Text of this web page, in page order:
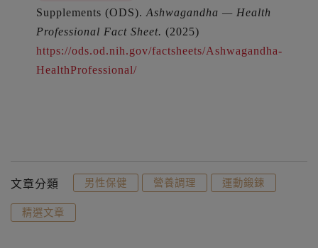
Supplements (ODS).Ashwagandha — Health
Professional Fact Sheet. (2025)
https://ods.od.nih.gov/factsheets/Ashwagandha-
HealthProfessional/
文章分類 男性保健 營養調理 運動鍛鍊
精選文章